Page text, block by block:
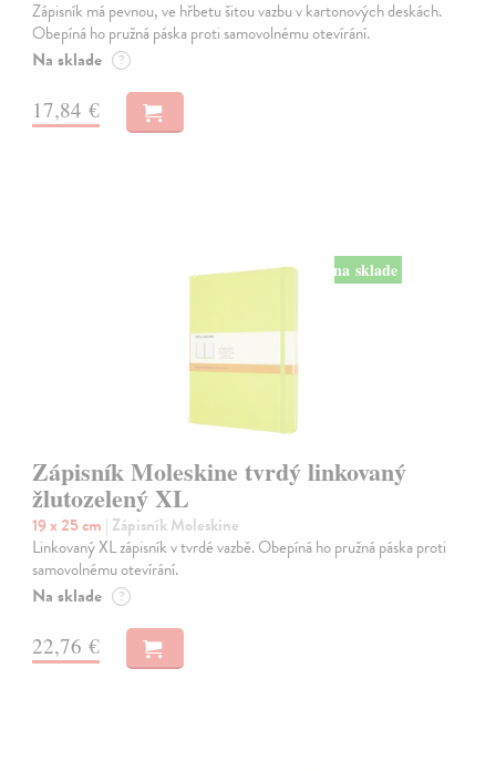
Zápisník má pevnou, ve hřbetu šitou vazbu v kartonových deskách.
Obepíná ho pružná páska proti samovolnému otevírání.
Na sklade ?
17,84 €
na sklade
Zápisník Moleskine tvrdý linkovaný
žlutozelený XL
19 x 25 cm | Zápisník Moleskine
Linkovaný XL zápisník v tvrdé vazbě. Obepíná ho pružná páska proti
samovolnému otevírání.
Na sklade ?
22,76 €